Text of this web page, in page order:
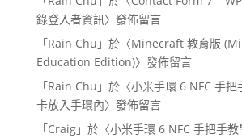
錄登入者資訊〉發佈留言
「Rain Chu 」於〈Minecraft 教育版
Education Edition)〉發佈留言
「Rain Chu 」於〈小米手環 6 NFC 手把
卡放入手環內〉發佈留言
「Craig」於〈小米手環 6 NFC 手把手